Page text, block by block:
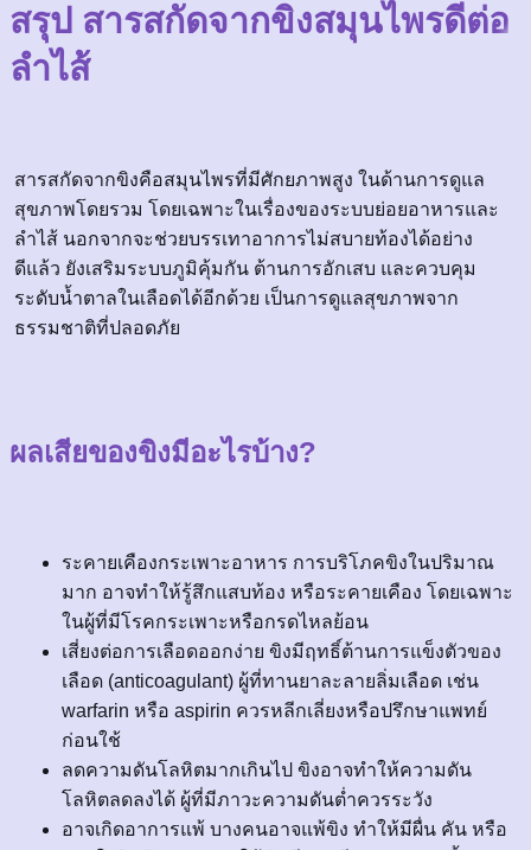
สรุป สารสกัดจากขิงสมุนไพรดีต่อ
ลำไส้
สารสกัดจากขิงคือสมุนไพรที่มีศักยภาพสูง ในด้านการดูแล
สุขภาพโดยรวม โดยเฉพาะในเรื่องของระบบย่อยอาหารและ
ลำไส้ นอกจากจะช่วยบรรเทาอาการไม่สบายท้องได้อย่าง
ดีแล้ว ยังเสริมระบบภูมิคุ้มกัน ต้านการอักเสบ และควบคุม
ระดับน้ำตาลในเลือดได้อีกด้วย เป็นการดูแลสุขภาพจาก
ธรรมชาติที่ปลอดภัย
ผลเสียของขิงมีอะไรบ้าง?
ระคายเคืองกระเพาะอาหาร การบริโภคขิงในปริมาณ
มาก อาจทำให้รู้สึกแสบท้อง หรือระคายเคือง โดยเฉพาะ
ในผู้ที่มีโรคกระเพาะหรือกรดไหลย้อน
เสี่ยงต่อการเลือดออกง่าย ขิงมีฤทธิ์ต้านการแข็งตัวของ
เลือด (anticoagulant) ผู้ที่ทานยาละลายลิ่มเลือด เช่น
warfarin หรือ aspirin ควรหลีกเลี่ยงหรือปรึกษาแพทย์
ก่อนใช้
ลดความดันโลหิตมากเกินไป ขิงอาจทำให้ความดัน
โลหิตลดลงได้ ผู้ที่มีภาวะความดันต่ำควรระวัง
อาจเกิดอาการแพ้ บางคนอาจแพ้ขิง ทำให้มีผื่น คัน หรือ